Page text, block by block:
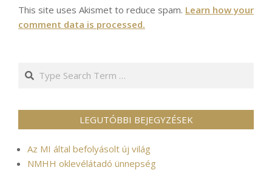
This site uses Akismet to reduce spam. Learn how your
comment data is processed.
Search
LEGUTÓBBI BEJEGYZÉSEK
Az MI által befolyásolt új világ
NMHH oklevélátadó ünnepség